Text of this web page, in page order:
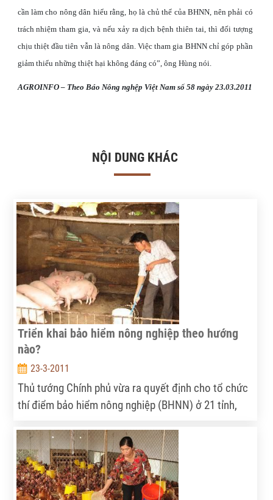
cần làm cho nông dân hiểu rằng, họ là chủ thể của BHNN, nên phải có
trách nhiệm tham gia, và nếu xảy ra dịch bệnh thiên tai, thì đối tượng
chịu thiệt đầu tiên vẫn là nông dân. Việc tham gia BHNN chỉ góp phần
giảm thiểu những thiệt hại không đáng có”, ông Hùng nói.
AGROINFO – Theo Báo Nông nghệp Việt Nam số 58 ngày 23.03.2011
NỘI DUNG KHÁC
Triển khai bảo hiểm nông nghiệp theo hướng
nào?
23-3-2011
Thủ tướng Chính phủ vừa ra quyết định cho tổ chức
thí điểm bảo hiểm nông nghiệp (BHNN) ở 21 tỉnh,
trước đây, nhiều DN bảo hiểm đã từng thất bại trong
lĩnh vực này. Triển khai thế nào để việc thí điểm
BHNN thành công là nhiệm vụ không dễ đối với các
cơ quan quản lý Nhà nước, các DN và kể cả đối